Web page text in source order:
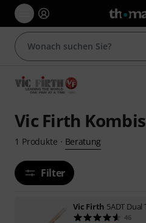
Vic Firth
1 Produkte · Beratung
Filter
Vic Firth 5ADT Dual
46